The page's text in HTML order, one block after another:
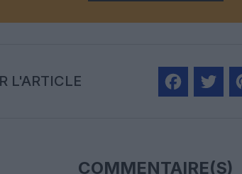
L'ARTICLE
COMMENTAIRE(S)